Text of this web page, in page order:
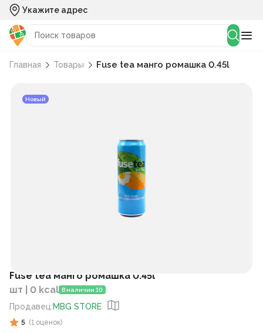
Укажите адрес
Главная Товары Fuse tea манго ромашка 0.45l
Новый
Fuse tea манго ромашка 0.45l
шт | 0 kcal В наличии 10
Продавец:MBG STORE
5 (1 оценок)